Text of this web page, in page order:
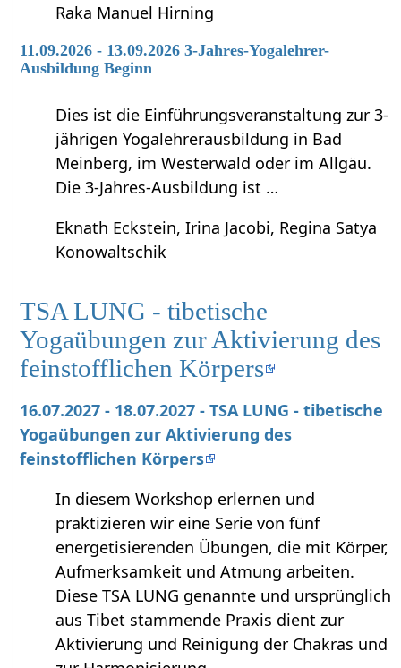
Raka Manuel Hirning
11.09.2026 - 13.09.2026 3-Jahres-Yogalehrer-
Ausbildung Beginn
Dies ist die Einführungsveranstaltung zur 3-
jährigen Yogalehrerausbildung in Bad
Meinberg, im Westerwald oder im Allgäu.
Die 3-Jahres-Ausbildung ist …
Eknath Eckstein, Irina Jacobi, Regina Satya
Konowaltschik
TSA LUNG - tibetische
Yogaübungen zur Aktivierung des
feinstofflichen Körpers
16.07.2027 - 18.07.2027 - TSA LUNG - tibetische
Yogaübungen zur Aktivierung des
feinstofflichen Körpers
In diesem Workshop erlernen und
praktizieren wir eine Serie von fünf
energetisierenden Übungen, die mit Körper,
Aufmerksamkeit und Atmung arbeiten.
Diese TSA LUNG genannte und ursprünglich
aus Tibet stammende Praxis dient zur
Aktivierung und Reinigung der Chakras und